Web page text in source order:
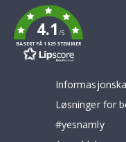
4.1/5
BASERT PÅ 1029 STEMMER
Løsninger for
#yesnamly